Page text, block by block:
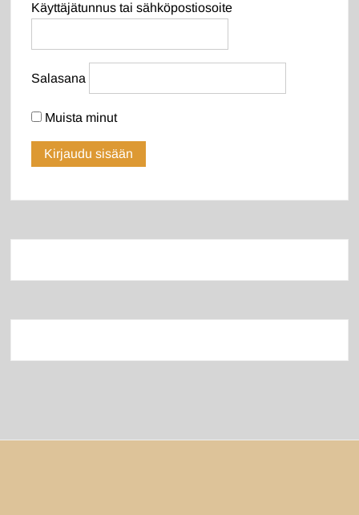
Käyttäjätunnus tai sähköpostiosoite
Salasana
Muista minut